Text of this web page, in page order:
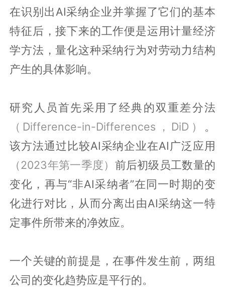
在识别出AI采纳企业并掌握了它们的基本
特征后，接下来的工作便是运用计量经济
学方法，量化这种采纳行为对劳动力结构
产生的具体影响。
研究人员首先采用了经典的双重差分法
（Difference-in-Differences，DiD） 。
该方法通过比较AI采纳企业在AI广泛应用
（2023年第一季度） 前后初级员工数量的
变化，再与“非AI采纳者”在同一时期的变
化进行对比，从而分离出由AI采纳这一特
定事件所带来的净效应。
一个关键的前提是，在事件发生前，两组
公司的变化趋势应是平行的。